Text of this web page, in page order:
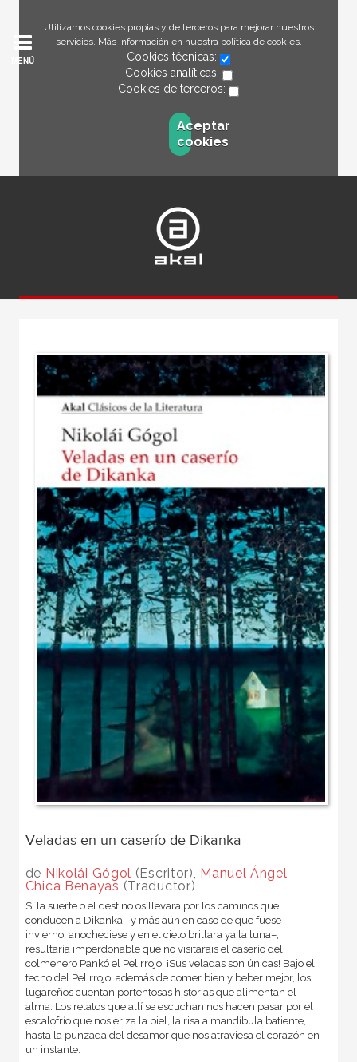
Utilizamos cookies propias y de terceros para mejorar nuestros
servicios. Más información en nuestra política de cookies.
Cookies técnicas:
Cookies analíticas:
Cookies de terceros:
Aceptar
cookies
MENÚ
Veladas en un caserío de Dikanka
de Nikolái Gógol (Escritor), Manuel Ángel
Chica Benayas (Traductor)
Si la suerte o el destino os llevara por los caminos que
conducen a Dikanka –y más aún en caso de que fuese
invierno, anocheciese y en el cielo brillara ya la luna–,
resultaría imperdonable que no visitarais el caserío del
colmenero Pankó el Pelirrojo. ¡Sus veladas son únicas! Bajo el
techo del Pelirrojo, además de comer bien y beber mejor, los
lugareños cuentan portentosas historias que alimentan el
alma. Los relatos que allí se escuchan nos hacen pasar por el
escalofrío que nos eriza la piel, la risa a mandíbula batiente,
hasta la punzada del desamor que nos atraviesa el corazón en
un instante.